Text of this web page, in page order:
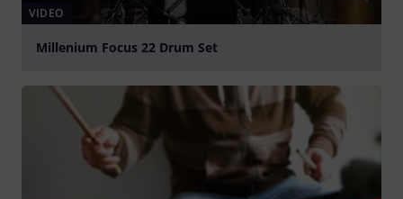
VIDEO
Millenium Focus 22 Drum Set